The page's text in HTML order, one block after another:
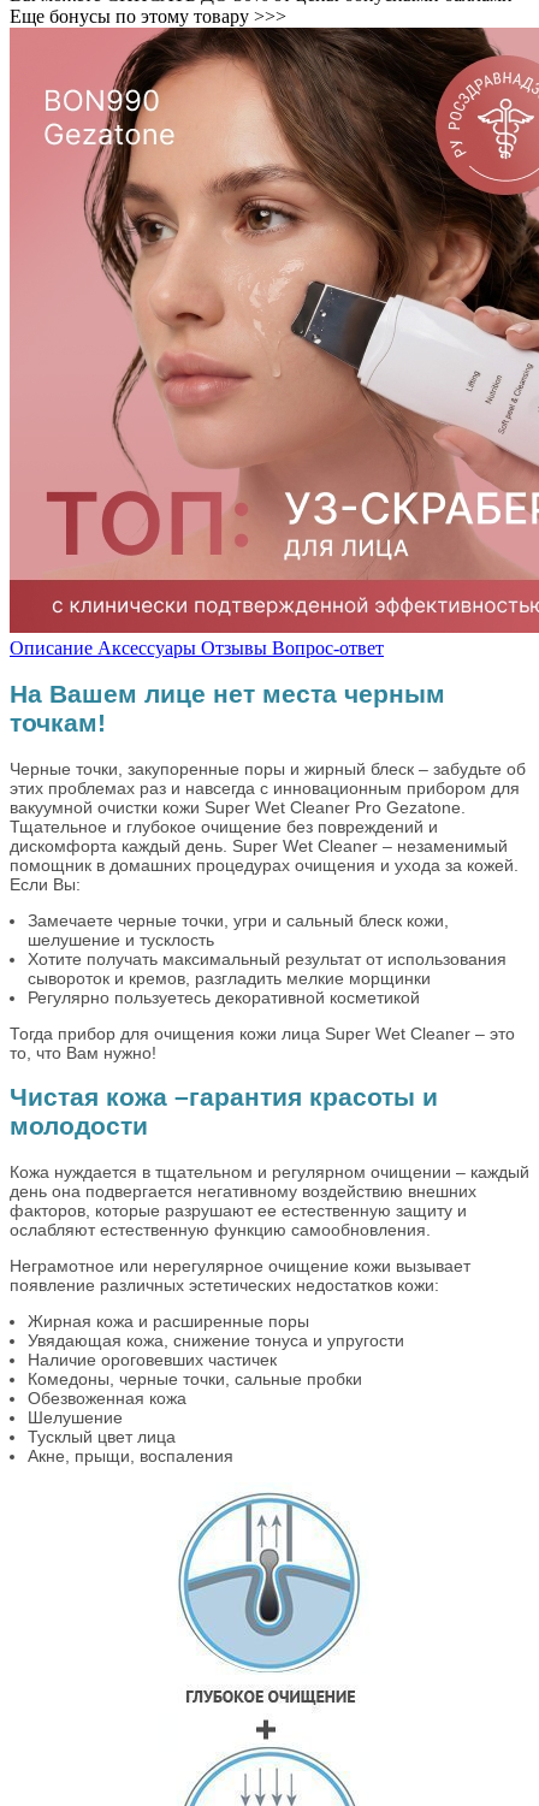
Еще бонусы по этому товару >>>
Описание Аксессуары Отзывы Вопрос-ответ
На Вашем лице нет места черным
точкам!
Черные точки, закупоренные поры и жирный блеск – забудьте об
этих проблемах раз и навсегда с инновационным прибором для
вакуумной очистки кожи Super Wet Cleaner Pro Gezatone.
Тщательное и глубокое очищение без повреждений и
дискомфорта каждый день. Super Wet Cleaner – незаменимый
помощник в домашних процедурах очищения и ухода за кожей.
Если Вы:
Замечаете черные точки, угри и сальный блеск кожи,
шелушение и тусклость
Хотите получать максимальный результат от использования
сывороток и кремов, разгладить мелкие морщинки
Регулярно пользуетесь декоративной косметикой
Тогда прибор для очищения кожи лица Super Wet Cleaner – это
то, что Вам нужно!
Чистая кожа –гарантия красоты и
молодости
Кожа нуждается в тщательном и регулярном очищении – каждый
день она подвергается негативному воздействию внешних
факторов, которые разрушают ее естественную защиту и
ослабляют естественную функцию самообновления.
Неграмотное или нерегулярное очищение кожи вызывает
появление различных эстетических недостатков кожи:
Жирная кожа и расширенные поры
Увядающая кожа, снижение тонуса и упругости
Наличие ороговевших частичек
Комедоны, черные точки, сальные пробки
Обезвоженная кожа
Шелушение
Тусклый цвет лица
Акне, прыщи, воспаления